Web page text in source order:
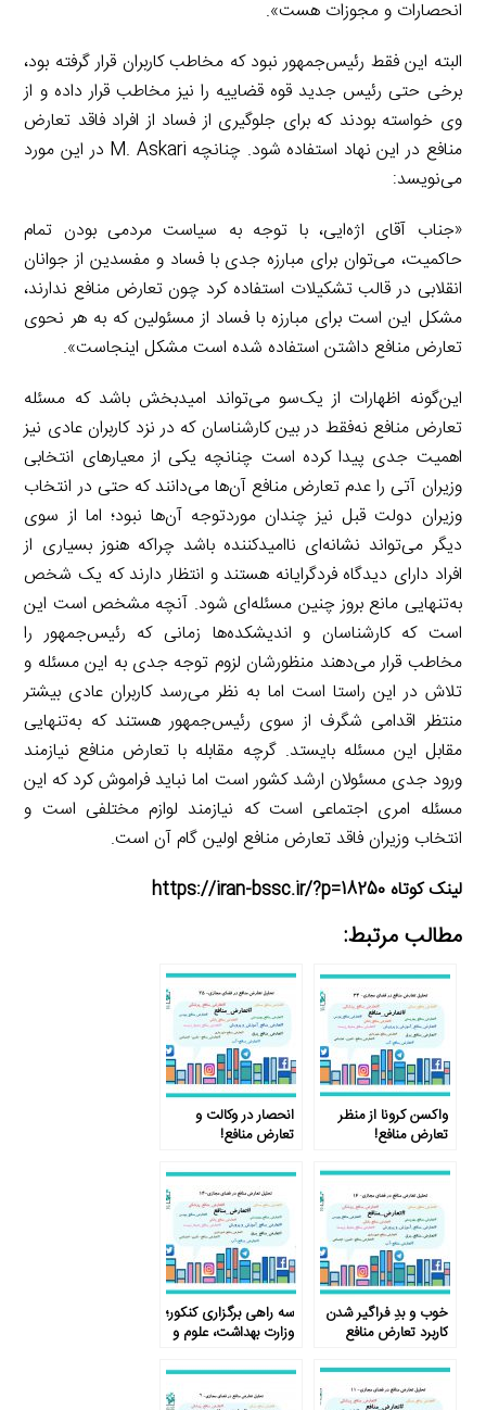
انحصارات و مجوزات هست».
البته این فقط رئیس‌جمهور نبود که مخاطب کاربران قرار گرفته بود،
برخی حتی رئیس جدید قوه قضاییه را نیز مخاطب قرار داده و از
وی خواسته بودند که برای جلوگیری از فساد از افراد فاقد تعارض
منافع در این نهاد استفاده شود. چنانچه M. Askari در این مورد
می‌نویسد:
«جناب آقای اژه‌ایی، با توجه به سیاست مردمی بودن تمام
حاکمیت، می‌توان برای مبارزه جدی با فساد و مفسدین از جوانان
انقلابی در قالب تشکیلات استفاده کرد چون تعارض منافع ندارند،
مشکل این است برای مبارزه با فساد از مسئولین که به هر نحوی
تعارض منافع داشتن استفاده شده است مشکل اینجاست».
این‌گونه اظهارات از یک‌سو می‌تواند امیدبخش باشد که مسئله
تعارض منافع نه‌فقط در بین کارشناسان که در نزد کاربران عادی نیز
اهمیت جدی پیدا کرده است چنانچه یکی از معیارهای انتخابی
وزیران آتی را عدم تعارض منافع آن‌ها می‌دانند که حتی در انتخاب
وزیران دولت قبل نیز چندان موردتوجه آن‌ها نبود؛ اما از سوی
دیگر می‌تواند نشانه‌ای ناامیدکننده باشد چراکه هنوز بسیاری از
افراد دارای دیدگاه فردگرایانه هستند و انتظار دارند که یک شخص
به‌تنهایی مانع بروز چنین مسئله‌ای شود. آنچه مشخص است این
است که کارشناسان و اندیشکده‌ها زمانی که رئیس‌جمهور را
مخاطب قرار می‌دهند منظورشان لزوم توجه جدی به این مسئله و
تلاش در این راستا است اما به نظر می‌رسد کاربران عادی بیشتر
منتظر اقدامی شگرف از سوی رئیس‌جمهور هستند که به‌تنهایی
مقابل این مسئله بایستد. گرچه مقابله با تعارض منافع نیازمند
ورود جدی مسئولان ارشد کشور است اما نباید فراموش کرد که این
مسئله امری اجتماعی است که نیازمند لوازم مختلفی است و
انتخاب وزیران فاقد تعارض منافع اولین گام آن است.
لینک کوتاه https://iran-bssc.ir/?p=18250
مطالب مرتبط:
واکسن کرونا از منظر
تعارض منافع!
انحصار در وکالت و
تعارض منافع!
خوب و بدِ فراگیر شدن
کاربرد تعارض منافع
سه راهی برگزاری کنکور؛
وزارت بهداشت، علوم و